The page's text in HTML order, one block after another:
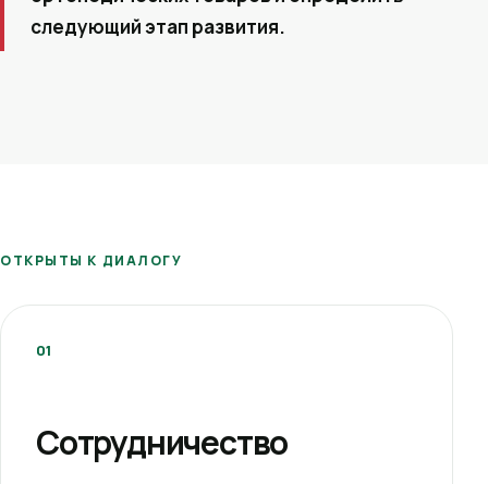
следующий этап развития.
ОТКРЫТЫ К ДИАЛОГУ
01
Сотрудничество